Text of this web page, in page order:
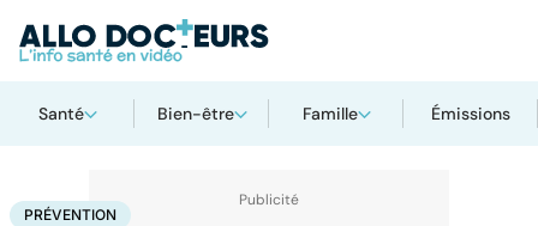
Santé Bien-être Famille Émissions
AccueilSantéMaladies Prévention
PRÉVENTION